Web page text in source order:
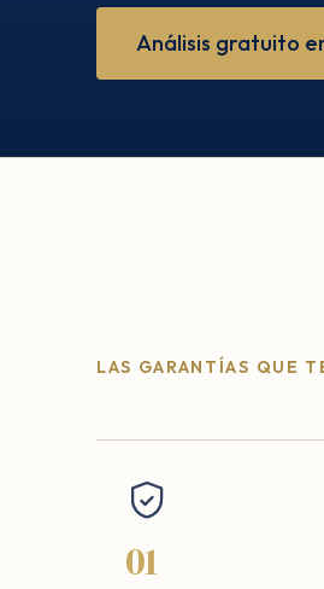
Análisis gratuito
LAS GARANTÍAS QUE
01